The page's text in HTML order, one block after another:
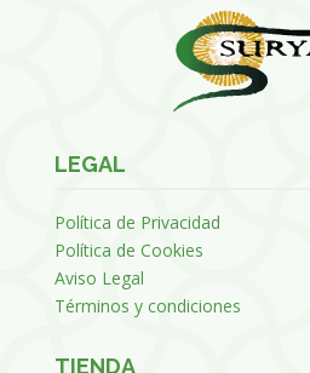
LEGAL
Política de Privacidad
Política de Cookies
Aviso Legal
Términos y condiciones
TIENDA